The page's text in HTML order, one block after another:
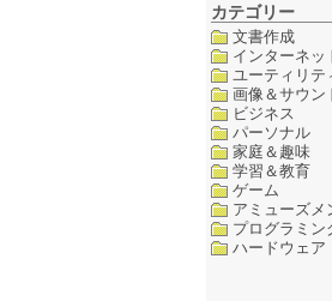
カテゴリー
文書作成
インターネッ
ユーティリテ
画像＆サウン
ビジネス
パーソナル
家庭＆趣味
学習＆教育
ゲーム
アミューズメ
プログラミン
ハードウェア